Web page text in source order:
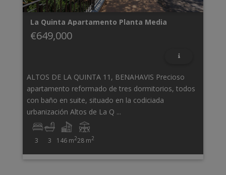
La Quinta Apartamento Planta Media
€649,000
ALTOS DE LA QUINTA 11, BENAHAVIS Precioso
apartamento reformado de tres dormitorios, todos
con baño en suite, situado en la codiciada
urbanización Altos de La Q ...
3 3 146 m228 m2